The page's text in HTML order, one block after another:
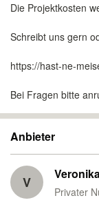
Die Projektkosten
Schreibt uns gern
https://hast-ne-
Bei Fragen bitte
Anbieter
V
Privater